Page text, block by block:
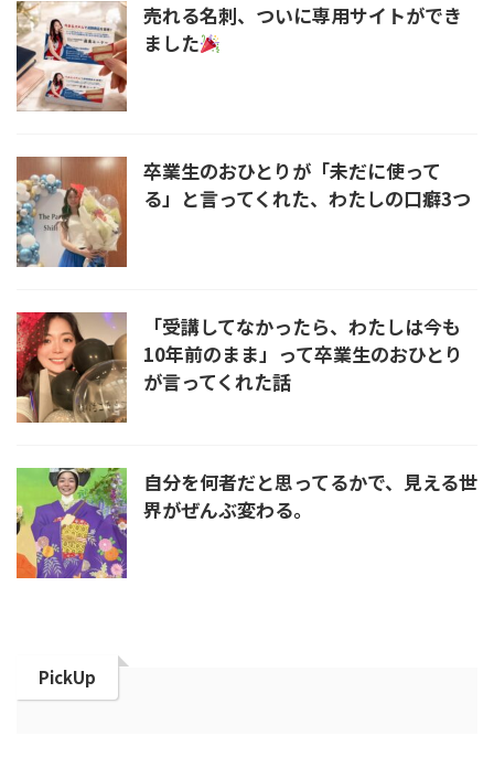
売れる名刺、ついに専用サイトができ
ました
卒業生のおひとりが「未だに使って
る」と言ってくれた、わたしの口癖3つ
「受講してなかったら、わたしは今も
10年前のまま」って卒業生のおひとり
が言ってくれた話
自分を何者だと思ってるかで、見える世
界がぜんぶ変わる。
PickUp